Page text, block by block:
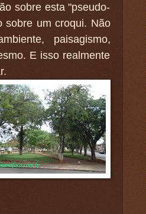
sobre esta "pseudo-
sobre um croqui. Não
paisagismo,
E isso realmente